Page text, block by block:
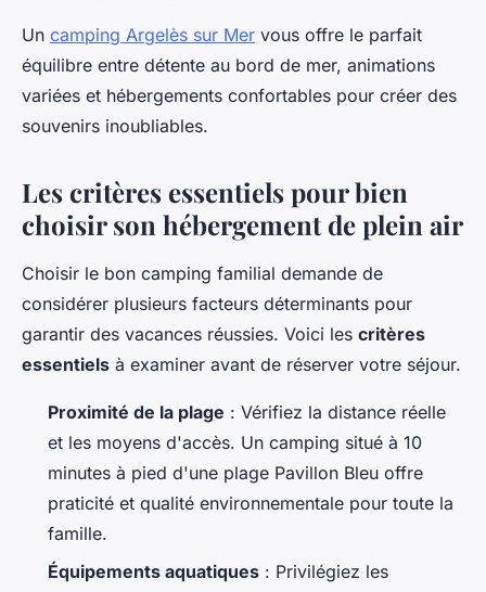
Un camping Argelès sur Mer vous offre le parfait
équilibre entre détente au bord de mer, animations
variées et hébergements confortables pour créer des
souvenirs inoubliables.
Les critères essentiels pour bien
choisir son hébergement de plein air
Choisir le bon camping familial demande de
considérer plusieurs facteurs déterminants pour
garantir des vacances réussies. Voici les critères
essentiels à examiner avant de réserver votre séjour.
Proximité de la plage : Vérifiez la distance réelle
et les moyens d'accès. Un camping situé à 10
minutes à pied d'une plage Pavillon Bleu offre
praticité et qualité environnementale pour toute la
famille.
Équipements aquatiques : Privilégiez les